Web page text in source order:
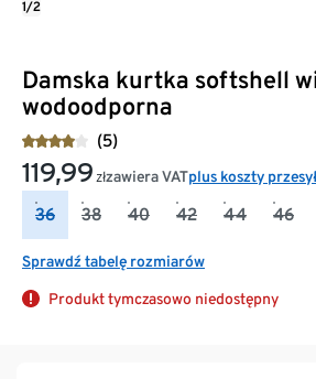
Damska kurtka softshell
wodoodporna
(5)
119,99 złzawiera VATplus koszty
36 38 40 42 44 46
Sprawdź tabelę rozmiarów
Produkt tymczasowo niedostępny
1/2